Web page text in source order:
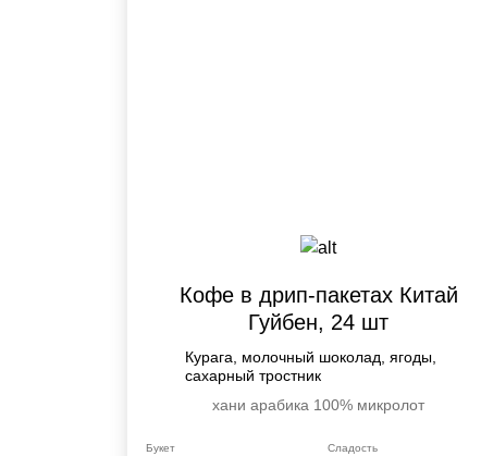
Кофе в дрип-пакетах Китай
Гуйбен, 24 шт
Курага, молочный шоколад, ягоды,
сахарный тростник
хани арабика 100% микролот
Букет Сладость